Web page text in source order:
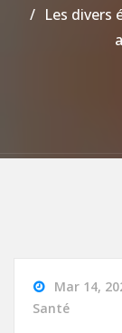
Les divers
Mar 14,
Santé